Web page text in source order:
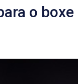
o boxe